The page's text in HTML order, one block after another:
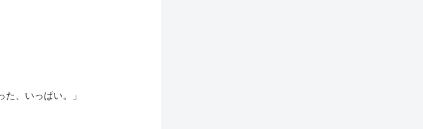
、いっぱい。」